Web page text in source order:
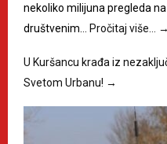
nekoliko milijuna pregleda
društvenim…
Pročitaj više… →
U Kuršancu krađa iz
Svetom Urbanu! →